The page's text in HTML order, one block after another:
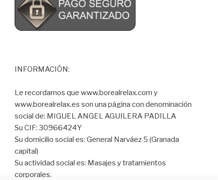
INFORMACIÓN:
Le recordamos que www.borealrelax.com y
www.borealrelax.es son una página con denominación
social de: MIGUEL ANGEL AGUILERA PADILLA
Su CIF: 30966424Y
Su domicilio social es: General Narváez 5 (Granada
capital)
Su actividad social es: Masajes y tratamientos
corporales.